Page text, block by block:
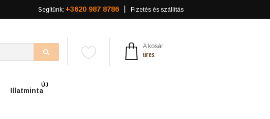
Segítünk: +3620 987 8786 Fizetés és szállítás
A kosár
üres
Illatminta
ÚJ